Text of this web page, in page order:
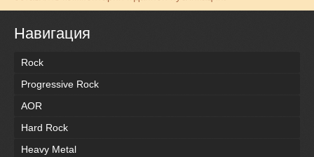
Навигация
Rock
Progressive Rock
AOR
Hard Rock
Heavy Metal